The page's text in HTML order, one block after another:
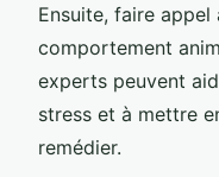
Ensuite, faire
comportement
experts peuvent
stress et à mettre
remédier.